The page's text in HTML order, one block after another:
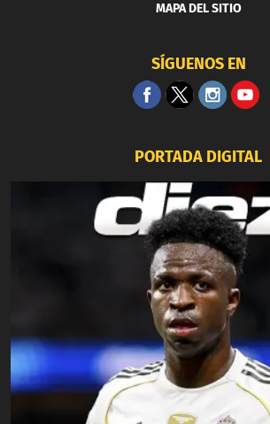
MAPA DEL SITIO
SÍGUENOS EN
PORTADA DIGITAL